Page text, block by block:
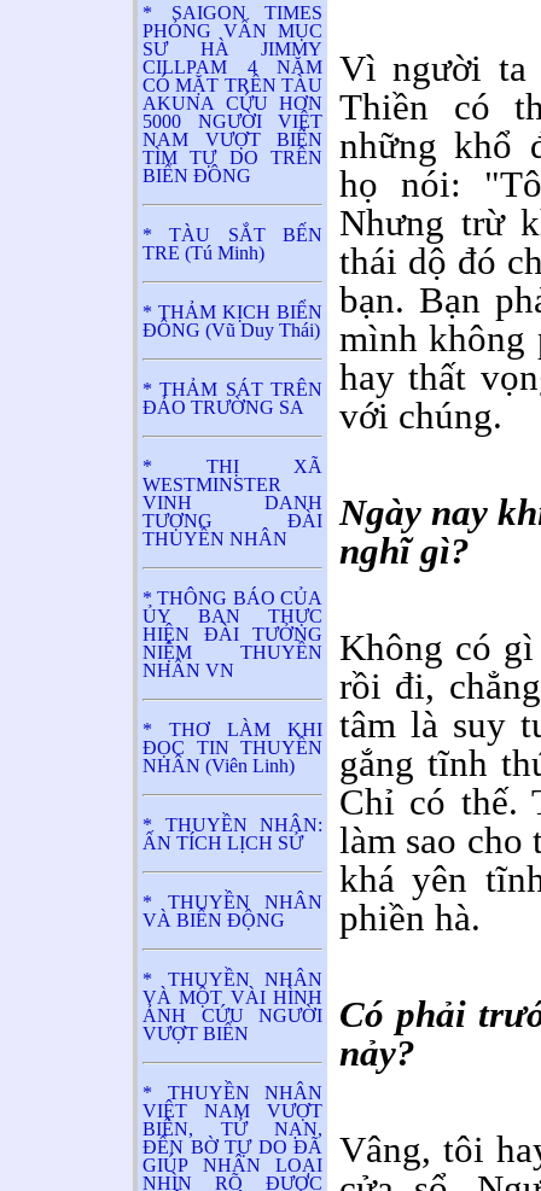
* SAIGON TIMES
PHỎNG VẤN MỤC
SƯ HÀ JIMMY
CILLPAM 4 NĂM
CÓ MẶT TRÊN TÀU
AKUNA CỨU HƠN
5000 NGƯỜI VIỆT
NAM VƯỢT BIỂN
TÌM TỰ DO TRÊN
BIỂN ĐÔNG
* TÀU SẮT BẾN
TRE (Tú Minh)
* THẢM KỊCH BIỂN
ĐÔNG (Vũ Duy Thái)
* THẢM SÁT TRÊN
ĐẢO TRƯỜNG SA
* THỊ XÃ
WESTMINSTER
VINH DANH
TƯỢNG ĐÀI
THUYỀN NHÂN
* THÔNG BÁO CỦA
ỦY BAN THỰC
HIỆN ĐÀI TƯỞNG
NIỆM THUYỀN
NHÂN VN
* THƠ LÀM KHI
ĐỌC TIN THUYỀN
NHÂN (Viên Linh)
* THUYỀN NHÂN:
ẤN TÍCH LỊCH SỬ
* THUYỀN NHÂN
VÀ BIỂN ĐỘNG
* THUYỀN NHÂN
VÀ MỘT VÀI HÌNH
ẢNH CỨU NGƯỜI
VƯỢT BIỂN
* THUYỀN NHÂN
VIỆT NAM VƯỢT
BIÊN, TỬ NẠN,
ĐẾN BỜ TỰ DO ĐÃ
GIÚP NHÂN LOẠI
NHÌN RÕ ĐƯỢC
Vì người ta
Thiền có
những khổ
họ nói:
Nhưng trừ
thái dộ đó
bạn. Bạn
mình không
hay thất
với chúng.
Ngày nay
nghĩ gì?
Không có
rồi đi,
tâm là suy
gắng tĩnh
Chỉ có thế.
làm sao cho
khá yên
phiền hà.
Có phải
nảy?
Vâng, tôi